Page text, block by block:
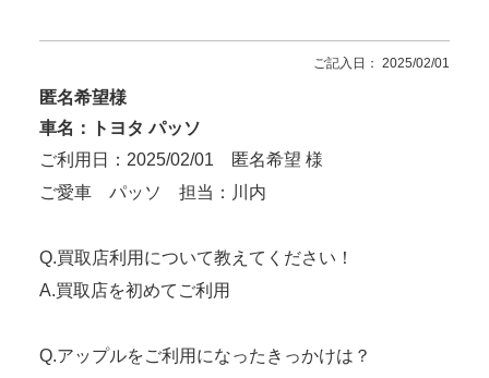
ご記入日： 2025/02/01
匿名希望様
車名：トヨタ パッソ
ご利用日：2025/02/01 匿名希望 様
ご愛車 パッソ 担当：川内
Q.買取店利用について教えてください！
A.買取店を初めてご利用
Q.アップルをご利用になったきっかけは？